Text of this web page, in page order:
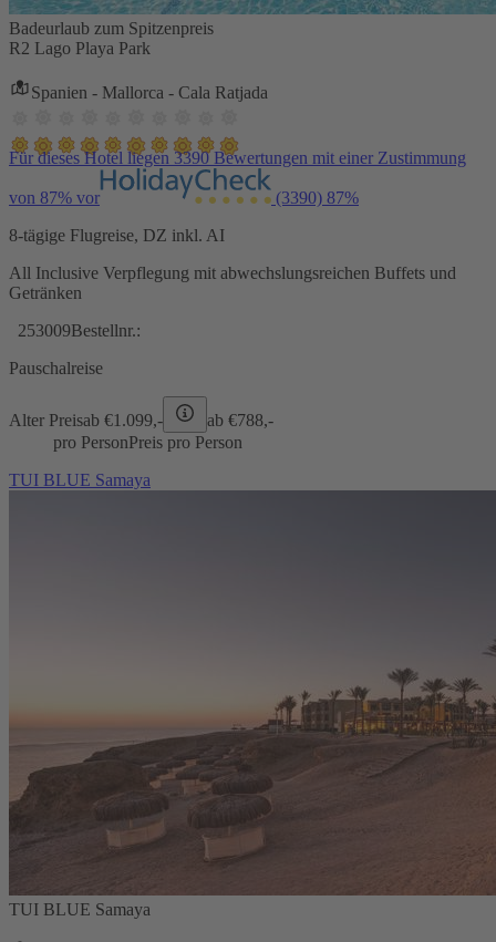
Badeurlaub zum Spitzenpreis
R2 Lago Playa Park
Spanien - Mallorca - Cala Ratjada
Für dieses Hotel liegen 3390 Bewertungen mit einer Zustimmung
von 87% vor (3390) 87%
8-tägige Flugreise, DZ inkl. AI
All Inclusive Verpflegung mit abwechslungsreichen Buffets und
Getränken
253009Bestellnr.:
Pauschalreise
Alter Preisab €1.099,- ab €788,-
pro PersonPreis pro Person
TUI BLUE Samaya
TUI BLUE Samaya